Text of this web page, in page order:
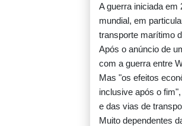
Rodrigo Paz defende
nove meses à frente
Ex-Inter, Enner
Juniors
A guerra iniciada em
mundial, em
transporte marítimo
Após o anúncio de
com a guerra entre
Mas "os efeitos
inclusive após o
e das vias de
Muito dependentes